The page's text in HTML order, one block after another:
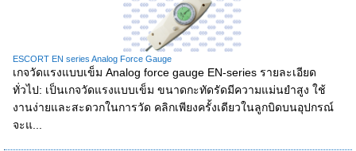
ESCORT EN series Analog Force Gauge
เกจวัดแรงแบบเข็ม Analog force gauge EN-series รายละเอียด
ทั่วไป: เป็นเกจวัดแรงแบบเข็ม ขนาดกะทัดรัดมีความแม่นยำสูง ใช้
งานง่ายและสะดวกในการวัด คลิกเพียงครั้งเดียวในลูกบิดบนอุปกรณ์
จะแ...